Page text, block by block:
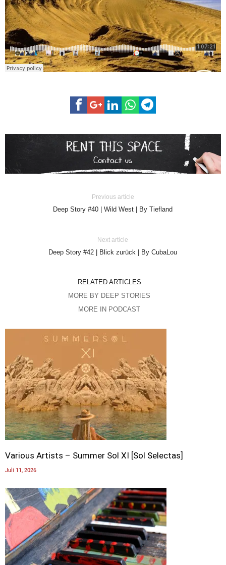
Previous article
Deep Story #40 | Wild West | By Tiefland
Next article
Deep Story #42 | Blick zurück | By CubaLou
RELATED ARTICLES
MORE BY DEEP STORIES
MORE IN PODCAST
Various Artists – Summer Sol XI [Sol Selectas]
Juli 11, 2026